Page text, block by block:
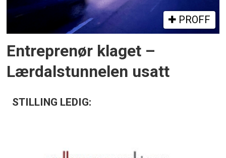
PROFF
Entreprenør klaget –
Lærdalstunnelen usatt
STILLING LEDIG: